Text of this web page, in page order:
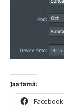
Jaa tämä:
Facebook